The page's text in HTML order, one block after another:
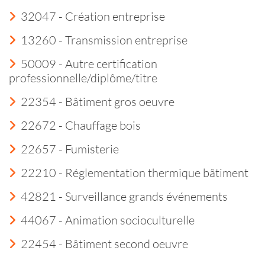
32047 - Création entreprise
13260 - Transmission entreprise
50009 - Autre certification
professionnelle/diplôme/titre
22354 - Bâtiment gros oeuvre
22672 - Chauffage bois
22657 - Fumisterie
22210 - Réglementation thermique bâtiment
42821 - Surveillance grands événements
44067 - Animation socioculturelle
22454 - Bâtiment second oeuvre